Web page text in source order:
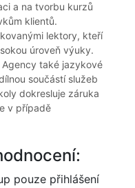
a na tvorbu kurzů
klientů.
lektory, kteří
úroveň výuky.
také jazykové
součástí služeb
dokresluje záruka
v případě
pouze přihlášení